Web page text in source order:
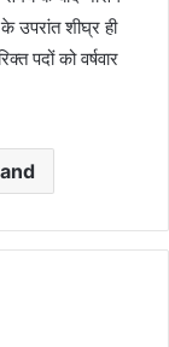
के उपरांत शीघ्र ही
पदों को वर्षवार